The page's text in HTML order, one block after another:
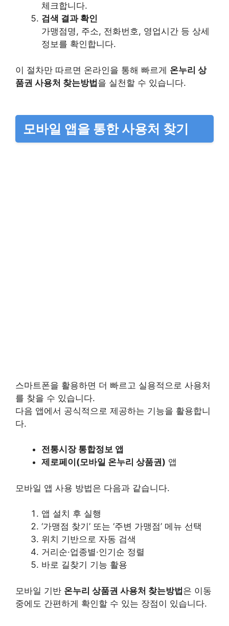
체크합니다.
검색 결과 확인
가맹점명, 주소, 전화번호, 영업시간 등 상세
정보를 확인합니다.
이 절차만 따르면 온라인을 통해 빠르게 온누리 상
품권 사용처 찾는방법을 실천할 수 있습니다.
모바일 앱을 통한 사용처 찾기
스마트폰을 활용하면 더 빠르고 실용적으로 사용처
를 찾을 수 있습니다.
다음 앱에서 공식적으로 제공하는 기능을 활용합니
다.
전통시장 통합정보 앱
제로페이(모바일 온누리 상품권) 앱
모바일 앱 사용 방법은 다음과 같습니다.
앱 설치 후 실행
‘가맹점 찾기’ 또는 ‘주변 가맹점’ 메뉴 선택
위치 기반으로 자동 검색
거리순·업종별·인기순 정렬
바로 길찾기 기능 활용
모바일 기반 온누리 상품권 사용처 찾는방법은 이동
중에도 간편하게 확인할 수 있는 장점이 있습니다.